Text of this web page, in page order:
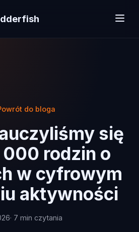
do bloga
się
000 rodzin o
w cyfrowym
aktywności
· 7 min czytania